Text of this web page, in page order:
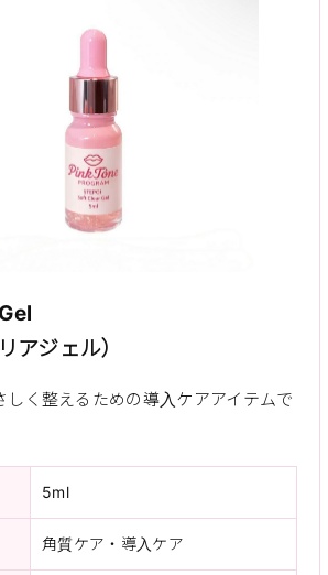
アジェル）
しく整えるための導入ケアアイテムで
5ml
角質ケア・導入ケア